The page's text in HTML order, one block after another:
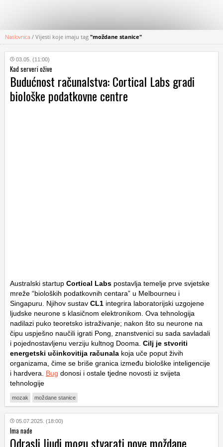
KATEGORIJE
HRVATSKI
WEB
Naslovnica / Vijesti koje imaju tag "moždane stanice"
03.05. (11:00)
Kad serveri ožive
Budućnost računalstva: Cortical Labs gradi
biološke podatkovne centre
Australski startup Cortical Labs postavlja temelje prve svjetske
mreže “bioloških podatkovnih centara” u Melbourneu i
Singapuru. Njihov sustav CL1 integrira laboratorijski uzgojene
ljudske neurone s klasičnom elektronikom. Ova tehnologija
nadilazi puko teoretsko istraživanje; nakon što su neurone na
čipu uspješno naučili igrati Pong , znanstvenici su sada savladali
i pojednostavljenu verziju kultnog Dooma Cilj je stvoriti
energetski učinkovitija računala koja uče poput živih
organizama, čime se briše granica između biološke inteligencije
i hardvera. Bug donosi i ostale tjedne novosti iz svijeta
tehnologije
mozak moždane stanice
05.07.2025. (18:00)
Ima nade
Odrasli ljudi mogu stvarati nove moždane